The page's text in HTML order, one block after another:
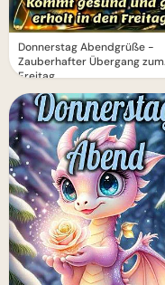
Donnerstag Abendgrüße -
Zauberhafter Übergang zum
Freitag